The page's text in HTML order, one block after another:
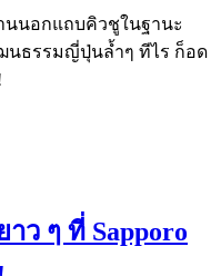
นนอกแถบคิวชูในฐานะ
นธรรมญี่ปุ่นล้ำๆ ทีไร ก็อด
ว ๆ ที่ Sapporo